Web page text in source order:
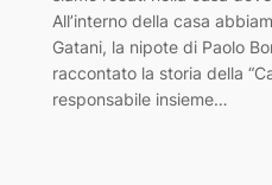
All’interno della casa
Gatani, la nipote di Paolo
raccontato la storia della
responsabile insieme…